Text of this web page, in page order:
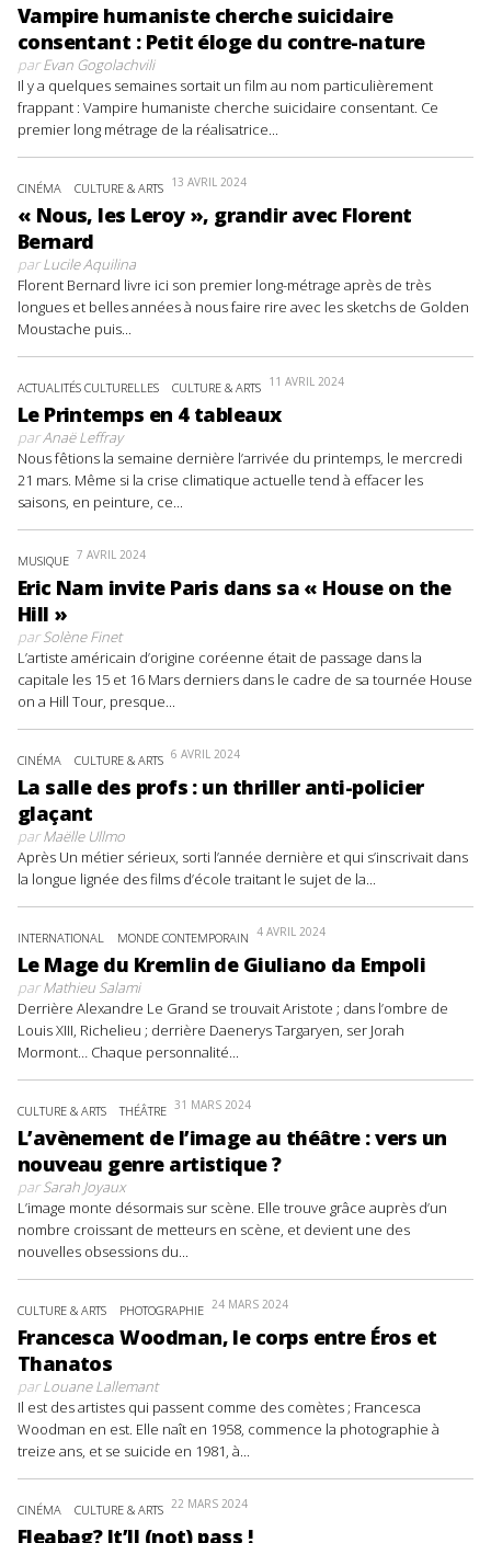
Vampire humaniste cherche suicidaire
consentant : Petit éloge du contre-nature
parEvan Gogolachvili
Il y a quelques semaines sortait un film au nom particulièrement
frappant : Vampire humaniste cherche suicidaire consentant. Ce
premier long métrage de la réalisatrice...
CINÉMA CULTURE & ARTS 13 AVRIL 2024
« Nous, les Leroy », grandir avec Florent
Bernard
parLucile Aquilina
Florent Bernard livre ici son premier long-métrage après de très
longues et belles années à nous faire rire avec les sketchs de Golden
Moustache puis...
ACTUALITÉS CULTURELLES CULTURE & ARTS 11 AVRIL 2024
Le Printemps en 4 tableaux
parAnaë Leffray
Nous fêtions la semaine dernière l’arrivée du printemps, le mercredi
21 mars. Même si la crise climatique actuelle tend à effacer les
saisons, en peinture, ce...
MUSIQUE 7 AVRIL 2024
Eric Nam invite Paris dans sa « House on the
Hill »
parSolène Finet
L’artiste américain d’origine coréenne était de passage dans la
capitale les 15 et 16 Mars derniers dans le cadre de sa tournée House
on a Hill Tour, presque...
CINÉMA CULTURE & ARTS 6 AVRIL 2024
La salle des profs : un thriller anti-policier
glaçant
parMaëlle Ullmo
Après Un métier sérieux, sorti l’année dernière et qui s’inscrivait dans
la longue lignée des films d’école traitant le sujet de la...
INTERNATIONAL MONDE CONTEMPORAIN 4 AVRIL 2024
Le Mage du Kremlin de Giuliano da Empoli
parMathieu Salami
Derrière Alexandre Le Grand se trouvait Aristote ; dans l’ombre de
Louis XIII, Richelieu ; derrière Daenerys Targaryen, ser Jorah
Mormont… Chaque personnalité...
CULTURE & ARTS THÉÂTRE 31 MARS 2024
L’avènement de l’image au théâtre : vers un
nouveau genre artistique ?
parSarah Joyaux
L’image monte désormais sur scène. Elle trouve grâce auprès d’un
nombre croissant de metteurs en scène, et devient une des
nouvelles obsessions du...
CULTURE & ARTS PHOTOGRAPHIE 24 MARS 2024
Francesca Woodman, le corps entre Éros et
Thanatos
parLouane Lallemant
Il est des artistes qui passent comme des comètes ; Francesca
Woodman en est. Elle naît en 1958, commence la photographie à
treize ans, et se suicide en 1981, à...
CINÉMA CULTURE & ARTS 22 MARS 2024
Fleabag? It’ll (not) pass !